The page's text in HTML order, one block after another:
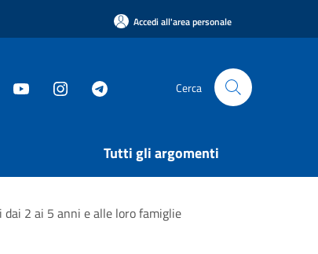
Accedi all'area personale
Cerca
Tutti gli argomenti
2 ai 5 anni e alle loro famiglie